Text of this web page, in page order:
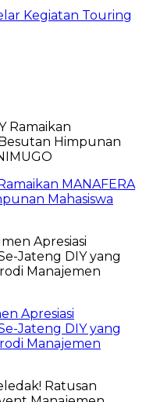
Kegiatan Touring
MANAFERA
Mahasiswa
Apresiasi
Jateng DIY yang
Manajemen